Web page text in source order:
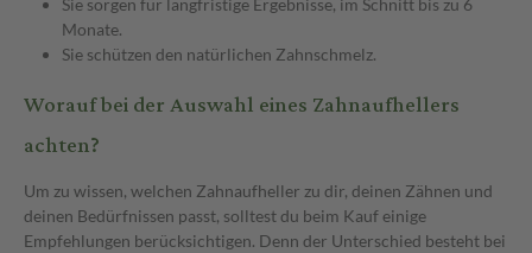
Monate.
Sie schützen den natürlichen Zahnschmelz.
Worauf bei der Auswahl eines Zahnaufhellers
achten?
Um zu wissen, welchen Zahnaufheller zu dir, deinen Zähnen und
deinen Bedürfnissen passt, solltest du beim Kauf einige
Empfehlungen berücksichtigen. Denn der Unterschied besteht bei